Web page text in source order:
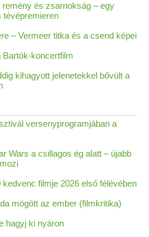
és zsarnokság – egy
tévépremieren
– Vermeer titka és a csend képei
Bartók-koncertfilm
kihagyott jelenetekkel bővült a
versenyprogramjában a
Wars a csillagos ég alatt – újabb
filmje 2026 első félévében
mögött az ember (filmkritika)
hagyj ki nyáron